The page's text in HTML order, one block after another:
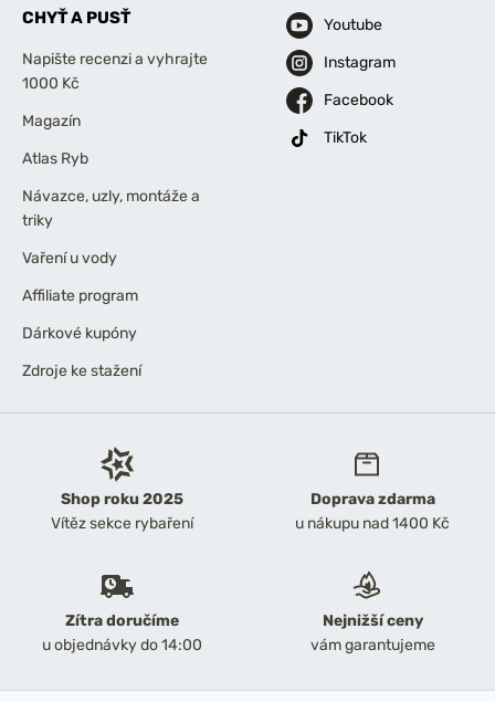
Shop roku 2025
Vítěz sekce rybaření
Doprava zdarma
u nákupu nad 1400 Kč
Zítra doručíme
u objednávky do 14:00
Nejnižší ceny
vám garantujeme
CHYŤ A PUSŤ
Napište recenzi a vyhrajte
1000 Kč
Magazín
Atlas Ryb
Návazce, uzly, montáže a
triky
Vaření u vody
Affiliate program
Dárkové kupóny
Zdroje ke stažení
Youtube
Instagram
Facebook
TikTok